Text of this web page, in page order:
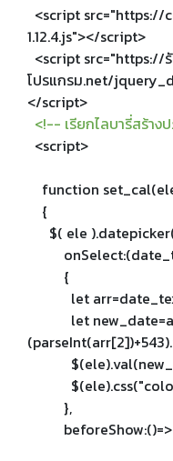
<script
1.12.4.js"></script>
<script src="https://
โปรแกรม.net/
</script>
<!-- เรียกไลบารี่สร้า
<script>
function
{
$( ele
{
let
let
},